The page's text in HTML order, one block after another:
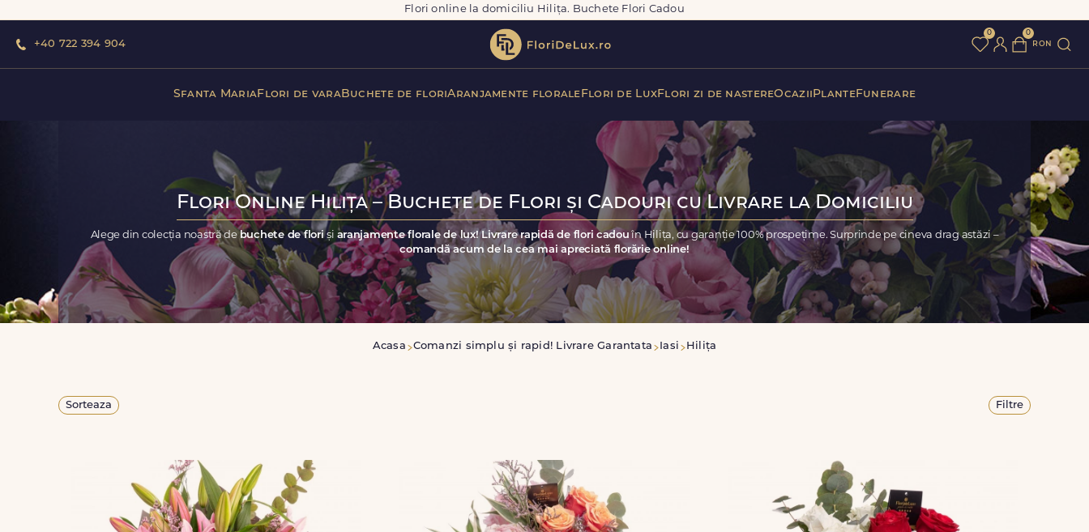
Flori online la domiciliu Hilița. Buchete Flori Cadou
+40 722 394 904
0 0
ron
Sfanta MariaFlori de varaBuchete de floriAranjamente florale Flori de LuxFlori zi de nastereOcazii PlanteFunerare
Flori Online Hilița – Buchete de Flori și Cadouri cu Livrare la Domiciliu
Alege din colecția noastră debuchete de floriși aranjamente florale de lux! Livrare rapidă de flori cadou în Hilița, cu garanție 100% prospețime. Surprinde pe cineva drag astăzi –
comandă acum de la cea mai apreciată florărie online!
Acasa Comanzi simplu și rapid! Livrare Garantata Iasi Hilița
Sorteaza Filtre